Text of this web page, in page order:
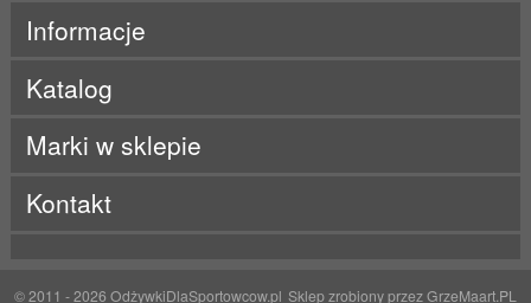
Informacje
Katalog
Marki w sklepie
ALE
Beet It
Kontakt
© 2011 - 2026OdżywkiDlaSportowcow.pl Sklep zrobiony przezGrzeMaart.PL